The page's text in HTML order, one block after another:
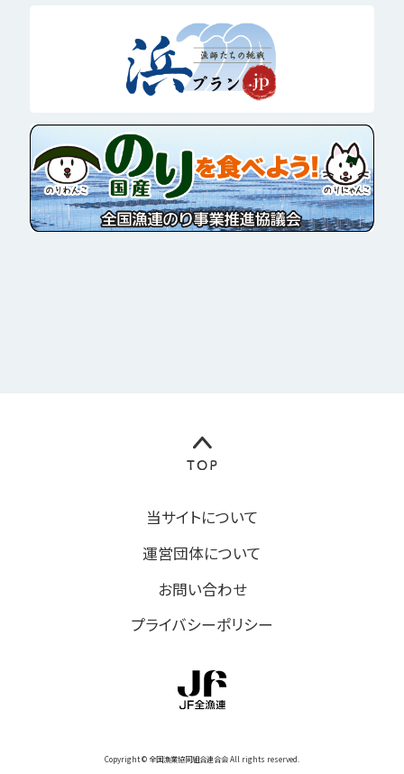
当サイトについて
運営団体について
お問い合わせ
プライバシーポリシー
Copyright © 全国漁業協同組合連合会 All rights reserved.